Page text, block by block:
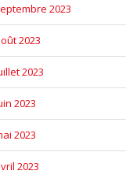
2023
2023
2023
2023
2023
2023